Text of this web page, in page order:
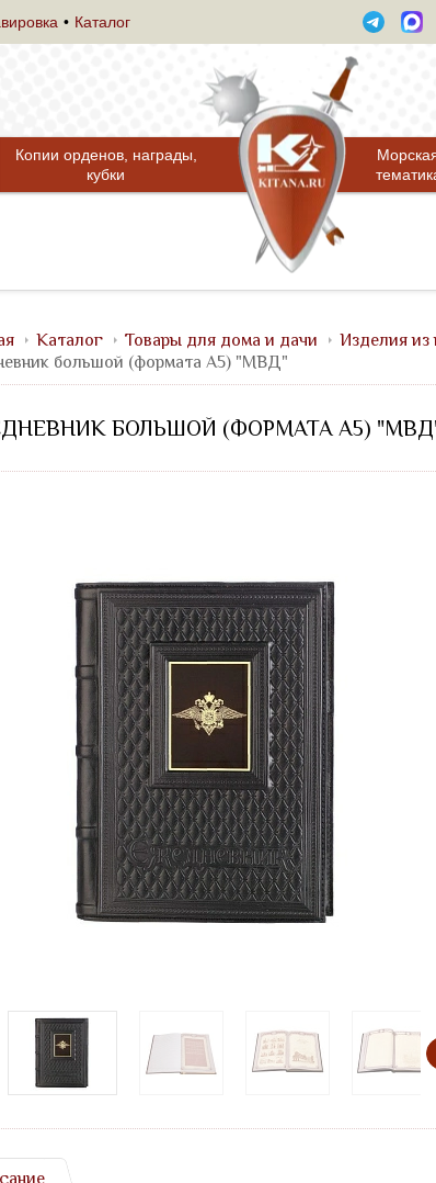
Каталог
Копии орденов, награды,
кубки
Каталог Товары для дома и дачи Изделия из
большой (формата А5) "МВД"
БОЛЬШОЙ (ФОРМАТА А5)